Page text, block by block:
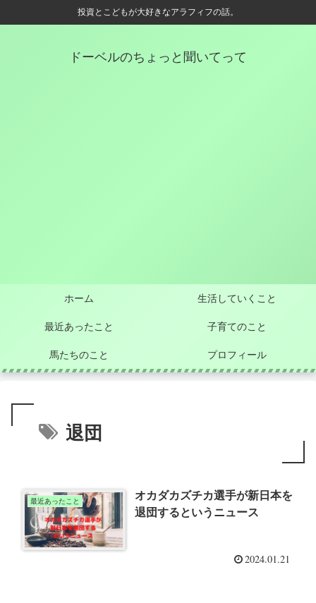
投資とこどもが大好きなアラフィフの話。
ドーベルのちょっと聞いてって
ホーム 生活していくこと
最近あったこと 子育てのこと
馬たちのこと プロフィール
退団
最近あったこと
オカダカズチカ選手が新日本を
退団するというニュース
2024.01.21